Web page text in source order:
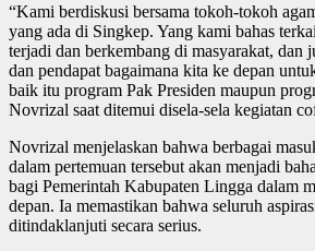
“Kami berdiskusi bersama tokoh-tokoh
yang ada di Singkep. Yang kami bahas
terjadi dan berkembang di masyarakat, dan
dan pendapat bagaimana kita ke depan
baik itu program Pak Presiden maupun
Novrizal saat ditemui disela-sela kegiatan
Novrizal menjelaskan bahwa berbagai
dalam pertemuan tersebut akan menjadi
bagi Pemerintah Kabupaten Lingga dalam
depan. Ia memastikan bahwa seluruh
ditindaklanjuti secara serius.